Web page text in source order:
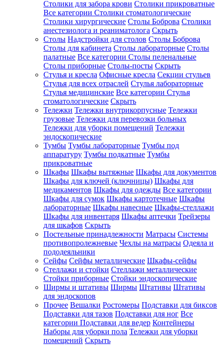
Столики для забора крови Столики прикроватные
Все категории Столики стоматологические
Столики хирургические Столы Боброва Столики
анестезиолога и реаниматолога Скрыть
Столы Надстройки для столов Столы Боброва
Столы для кабинета Столы лабораторные Столы
палатные Все категории Столы пеленальные
Столы приборные Столы-посты Скрыть
Стулья и кресла Офисные кресла Секции стульев
Стулья для всех отраслей Стулья лабораторные
Стулья медицинские Все категории Стулья
стоматологические Скрыть
Тележки Тележки внутрикорпусные Тележки
грузовые Тележки для перевозки больных
Тележки для уборки помещений Тележки
эндоскопические
Тумбы Тумбы лабораторные Тумбы под
аппаратуру Тумбы подкатные Тумбы
прикроватные
Шкафы Шкафы вытяжные Шкафы для документов
Шкафы для ключей (ключницы) Шкафы для
медикаментов Шкафы для одежды Все категории
Шкафы для сумок Шкафы картотечные Шкафы
лабораторные Шкафы навесные Шкафы-стеллажи
Шкафы для инвентаря Шкафы аптечки Трейзеры
для шкафов Скрыть
Постельные принадлежности Матрасы Системы
противопролежневые Чехлы на матрасы Одеяла и
пододеяльники
Сейфы Сейфы металлические Шкафы-сейфы
Стеллажи и стойки Стеллажи металлические
Стойки приборные Стойки эндоскопические
Ширмы и штативы Ширмы Штативы Штативы
для эндоскопов
Прочее Вешалки Ростомеры Подставки для биксов
Подставки для тазов Подставки для ног Все
категории Подставки для ведер Контейнеры
Наборы для уборки пола Тележки для уборки
помещений Скрыть